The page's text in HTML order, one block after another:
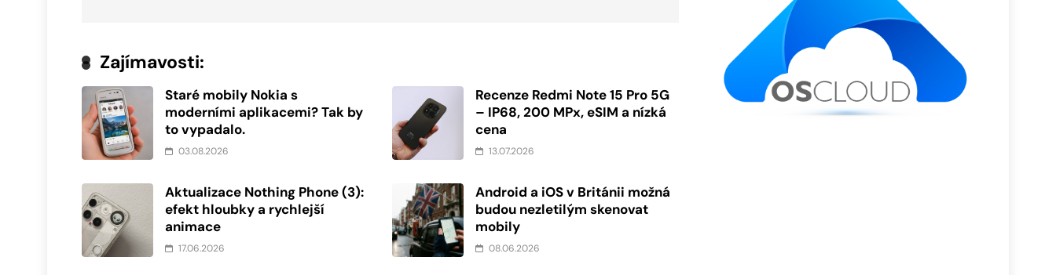
Zajímavosti:
Staré mobily Nokia s
moderními aplikacemi? Tak by
to vypadalo.
03.08.2026
Recenze Redmi Note 15 Pro 5G
– IP68, 200 MPx, eSIM a nízká
cena
13.07.2026
Aktualizace Nothing Phone (3):
efekt hloubky a rychlejší
animace
17.06.2026
Android a iOS v Británii možná
budou nezletilým skenovat
mobily
08.06.2026